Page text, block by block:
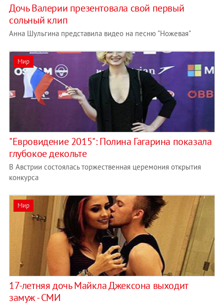
Дочь Валерии презентовала свой первый
сольный клип
Анна Шульгина представила видео на песню "Ножевая"
Мир
"Евровидение 2015": Полина Гагарина показала
глубокое декольте
В Австрии состоялась торжественная церемония открытия
конкурса
Мир
17-летняя дочь Майкла Джексона выходит
замуж - СМИ